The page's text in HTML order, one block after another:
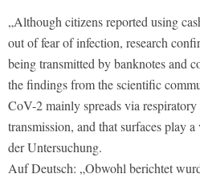
„Although citizens reported using
out of fear of infection, research
being transmitted by banknotes and
the findings from the scientific
CoV-2 mainly spreads via
transmission, and that surfaces play
der Untersuchung.
Auf Deutsch: „Obwohl berichtet